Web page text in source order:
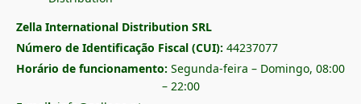
Zella International Distribution SRL
Número de Identificação Fiscal (CUI): 44237077
Horário de funcionamento: Segunda-feira – Domingo, 08:00
– 22:00